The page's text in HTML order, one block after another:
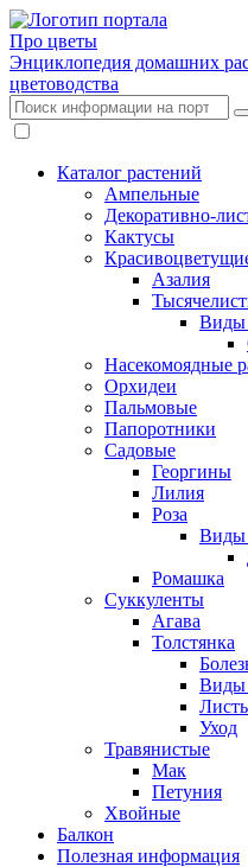
Про цветы
Энциклопедия домашних
цветоводства
Каталог растений
Ампельные
Декоративно-
Кактусы
Азалия
Виды
Насекомоядные
Орхидеи
Пальмовые
Папоротники
Садовые
Георгины
Лилия
Роза
Виды
Ромашка
Суккуленты
Агава
Толстянка
Виды
Уход
Травянистые
Мак
Петуния
Хвойные
Балкон
Полезная информация